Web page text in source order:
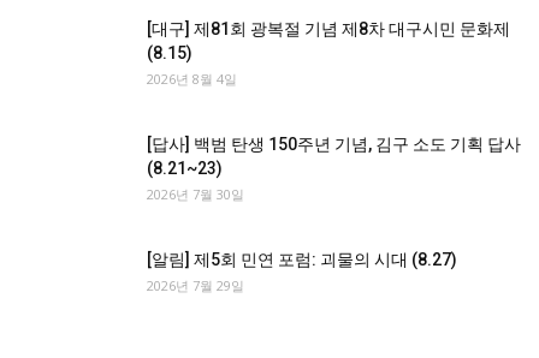
[대구] 제81회 광복절 기념 제8차 대구시민 문화제
(8.15)
2026년 8월 4일
[답사] 백범 탄생 150주년 기념, 김구 소도 기획 답사
(8.21~23)
2026년 7월 30일
[알림] 제5회 민연 포럼: 괴물의 시대 (8.27)
2026년 7월 29일